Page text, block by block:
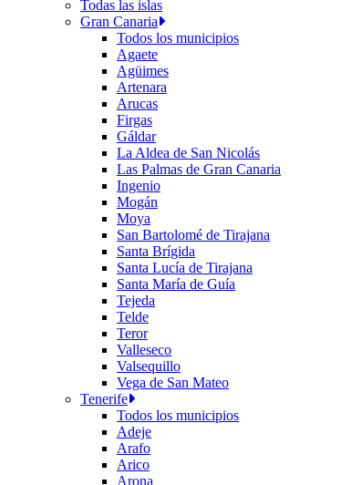
Todas las islas
Gran Canaria
Todos los municipios
Agaete
Agüimes
Artenara
Arucas
Firgas
Gáldar
La Aldea de San Nicolás
Las Palmas de Gran Canaria
Ingenio
Mogán
Moya
San Bartolomé de Tirajana
Santa Brígida
Santa Lucía de Tirajana
Santa María de Guía
Tejeda
Telde
Teror
Valleseco
Valsequillo
Vega de San Mateo
Tenerife
Todos los municipios
Adeje
Arafo
Arico
Arona